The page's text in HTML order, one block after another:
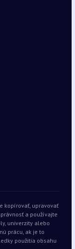
kopírovať, upravovať
a používajte
univerzity alebo
prácu, ak je to
použitia obsahu